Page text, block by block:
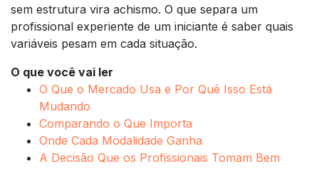
sem estrutura vira achismo. O que separa um
profissional experiente de um iniciante é saber quais
variáveis pesam em cada situação.
O que você vai ler
O Que o Mercado Usa e Por Quê Isso Está
Mudando
Comparando o Que Importa
Onde Cada Modalidade Ganha
A Decisão Que os Profissionais Tomam Bem